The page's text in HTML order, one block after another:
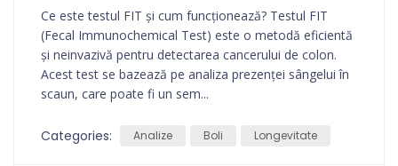
Ce este testul FIT și cum funcționează? Testul FIT
(Fecal Immunochemical Test) este o metodă eficientă
și neinvazivă pentru detectarea cancerului de colon.
Acest test se bazează pe analiza prezenței sângelui în
scaun, care poate fi un sem...
Categories: Analize Boli Longevitate